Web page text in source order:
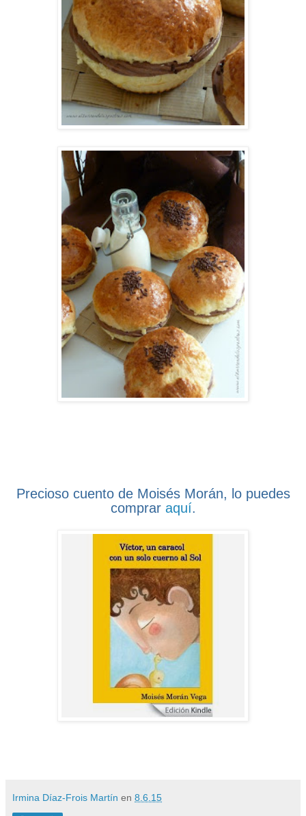
Precioso cuento de Moisés Morán, lo puedes
comprar aquí.
Irmina Díaz-Frois Martín en 8.6.15